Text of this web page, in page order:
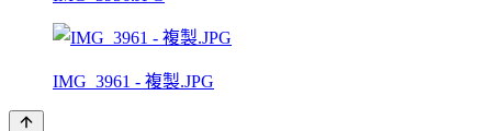
IMG_3961 - 複製.JPG